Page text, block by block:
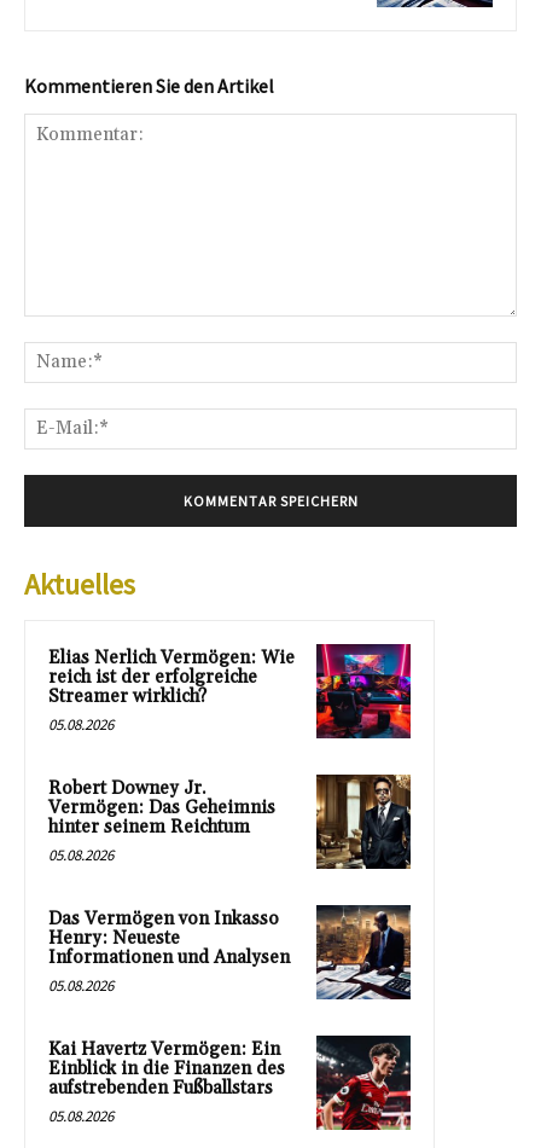
Kommentieren Sie den Artikel
Aktuelles
Elias Nerlich Vermögen: Wie
reich ist der erfolgreiche
Streamer wirklich?
05.08.2026
Robert Downey Jr.
Vermögen: Das Geheimnis
hinter seinem Reichtum
05.08.2026
Das Vermögen von Inkasso
Henry: Neueste
Informationen und Analysen
05.08.2026
Kai Havertz Vermögen: Ein
Einblick in die Finanzen des
aufstrebenden Fußballstars
05.08.2026